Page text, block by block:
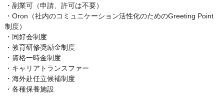
・副業可（申請、許可は不要）
・Oron（社内のコミュニケーション活性化のためのGreeting Point
制度）
・同好会制度
・教育研修奨励金制度
・資格一時金制度
・キャリアトランスファー
・海外赴任立候補制度
・各種保養施設